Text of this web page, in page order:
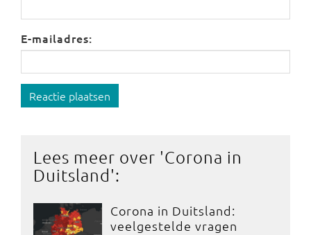
E-mailadres:
Reactie plaatsen
Lees meer over 'Corona in
Duitsland':
Corona in Duitsland:
veelgestelde vragen